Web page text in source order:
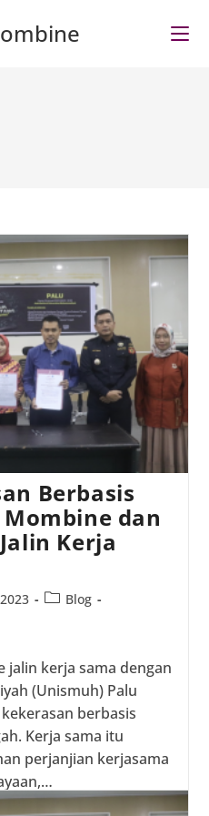
Berbasis
dan
Kerja
PostBlog
jalin kerja sama dengan
(Unismuh) Palu
berbasis
Kerja sama itu
perjanjian kerjasama